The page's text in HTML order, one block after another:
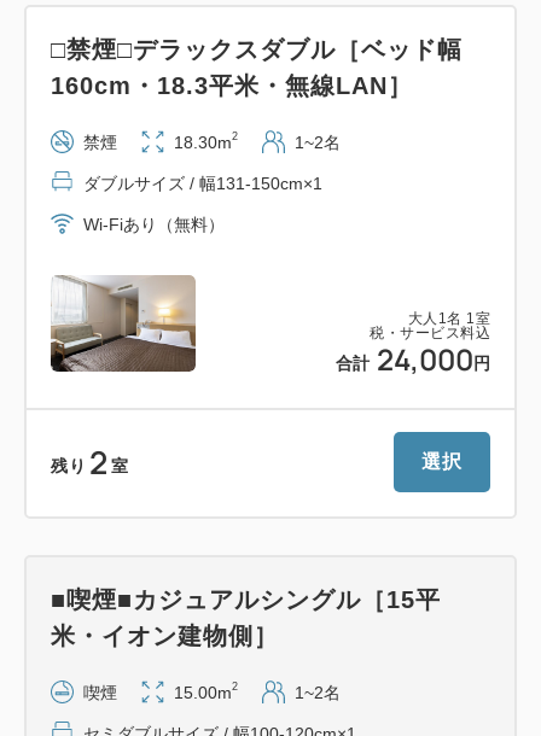
大人 1 名 1 室
税・サービス料込
合計 24,000 円
□禁煙□デラックスダブル［ベッド幅
160cm・18.3平米・無線LAN］
禁煙 18.30m2 1~2名
ダブルサイズ / 幅131-150cm×1
Wi-Fiあり（無料）
残り 2 室 選択
■喫煙■カジュアルシングル［15平
米・イオン建物側］
喫煙 15.00m2 1~2名